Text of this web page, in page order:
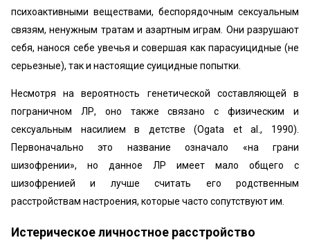
психоактивными веществами, беспорядочным сексуальным
связям, ненужным тратам и азартным играм. Они разрушают
себя, нанося себе увечья и совершая как парасуицидные (не
серьезные), так и настоящие суицидные попытки.
Несмотря на вероятность генетической составляющей в
пограничном ЛР, оно также связано с физическим и
сексуальным насилием в детстве (Ogata et al., 1990).
Первоначально это название означало «на грани
шизофрении», но данное ЛР имеет мало общего с
шизофренией и лучше считать его родственным
расстройствам настроения, которые часто сопутствуют им.
Истерическое личностное расстройство